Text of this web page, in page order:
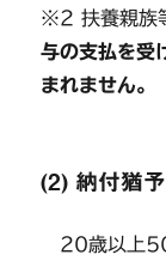
※2 扶養親族
与の支払を受
まれません。
(2) 納付猶
20歳以上